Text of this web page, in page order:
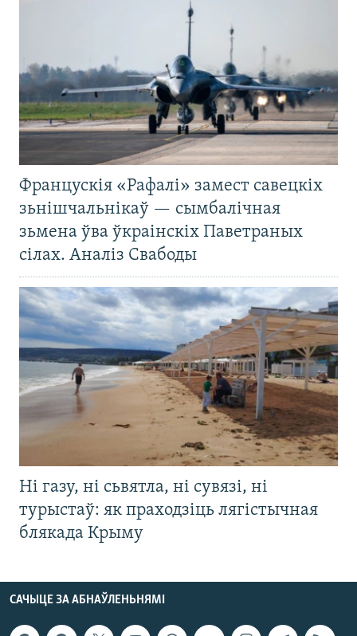
Францускія «Рафалі» замест савецкіх
зьнішчальнікаў — сымбалічная
зьмена ўва ўкраінскіх Паветраных
сілах. Аналіз Свабоды
Ні газу, ні сьвятла, ні сувязі, ні
турыстаў: як праходзіць лягістычная
блякада Крыму
САЧЫЦЕ ЗА АБНАЎЛЕНЬНЯМІ